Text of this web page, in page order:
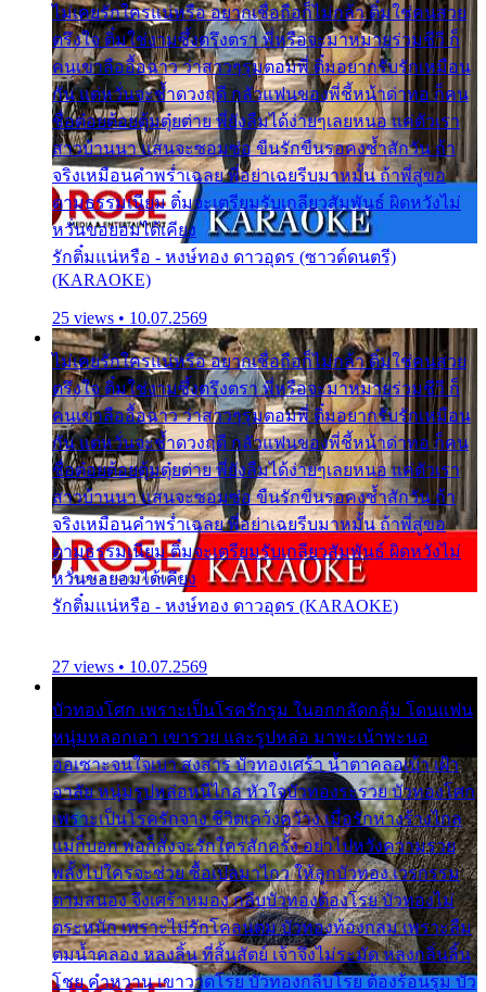
ไม่เคยรักใครแน่หรือ อยากเชื่อถือก็ไม่กล้า ติ๋มใช่คนสวย
ตรึงใจ ติ๋มใช่งามซึ้งตรึงตรา พี่หรือจะมาหมายร่วมชีวี ก็
คนเขาลืออื้อฉาว ว่าสาวๆรุมตอมพี่ ติ๋มอยากรับรักเหมือน
กัน แต่หวั่นจะช้ำดวงฤดี กลัวแฟนของพี่ชี้หน้าด่าทอ ก็คน
ชื่อต๋อยต้อยตุ้มตุ๋ยต่าย พี่ยังลืมได้ง่ายๆเลยหนอ แค่ตัวเรา
สาวบ้านนา แสนจะซอมซ่อ ขืนรักขืนรอคงช้ำสักวัน ถ้า
จริงเหมือนคำพร่ำเฉลย พี่อย่าเฉยรีบมาหมั้น ถ้าพี่สู่ขอ
ตามธรรมเนียม ติ๋มจะเตรียมรับเกลียวสัมพันธ์ ผิดหวังไม่
หวั่นขอยอมได้เคียง
รักติ๋มแน่หรือ - หงษ์ทอง ดาวอุดร (ซาวด์ดนตรี)
(KARAOKE)
25 views • 10.07.2569
ไม่เคยรักใครแน่หรือ อยากเชื่อถือก็ไม่กล้า ติ๋มใช่คนสวย
ตรึงใจ ติ๋มใช่งามซึ้งตรึงตรา พี่หรือจะมาหมายร่วมชีวี ก็
คนเขาลืออื้อฉาว ว่าสาวๆรุมตอมพี่ ติ๋มอยากรับรักเหมือน
กัน แต่หวั่นจะช้ำดวงฤดี กลัวแฟนของพี่ชี้หน้าด่าทอ ก็คน
ชื่อต๋อยต้อยตุ้มตุ๋ยต่าย พี่ยังลืมได้ง่ายๆเลยหนอ แค่ตัวเรา
สาวบ้านนา แสนจะซอมซ่อ ขืนรักขืนรอคงช้ำสักวัน ถ้า
จริงเหมือนคำพร่ำเฉลย พี่อย่าเฉยรีบมาหมั้น ถ้าพี่สู่ขอ
ตามธรรมเนียม ติ๋มจะเตรียมรับเกลียวสัมพันธ์ ผิดหวังไม่
หวั่นขอยอมได้เคียง
รักติ๋มแน่หรือ - หงษ์ทอง ดาวอุดร (KARAOKE)
27 views • 10.07.2569
บัวทองโศก เพราะเป็นโรครักรุม ในอกกลัดกลุ้ม โดนแฟน
หนุ่มหลอกเอา เขารวย และรูปหล่อ มาพะเน้าพะนอ
ออเซาะจนใจเบา สงสาร บัวทองเศร้า น้ำตาคลอเบ้า เฝ้า
อาลัย หนุ่มรูปหล่อหนีไกล หัวใจบัวทองระรวย บัวทองโศก
เพราะเป็นโรครักจาง ชีวิตเคว้งคว้าง เมื่อรักห่างร้างไกล
แม่ก็บอก พ่อก็สั่งจะรักใครสักครั้ง อย่าไปหวังความรวย
พลั้งไปใครจะช่วย ซื้อเปลมาไกว ให้ลูกบัวทอง เวรกรรม
ตามสนอง จึงเศร้าหมอง กลีบบัวทองต้องโรย บัวทองไม่
ตระหนัก เพราะไม่รักโคลนตม บัวทองท้องกลม เพราะลืม
ตมน้ำคลอง หลงลิ้น ที่สิ้นสัตย์ เจ้าจึงไม่ระมัด หลงกลิ่นลิ้น
โชย คำหวาน เขาวาดโรย บัวทองกลีบโรย ต้องร้อนรุม บัว